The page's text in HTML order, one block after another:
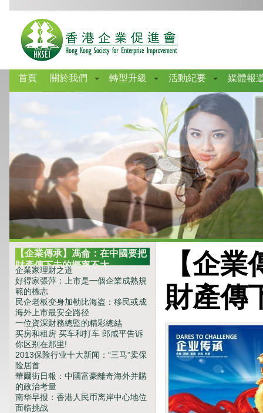
首頁 關於我們 轉型升級 活動紀要 媒體報
【企業傳承】馮侖：在中國要把
財產傳下去的概率不大
企業家理財之道
好得家張萍：上市是一個企業成熟規
範的標志
民企老板变身加勒比海盗：移民或成
海外上市最安全路径
一位資深財務總監的精彩總結
买房和租房 买车和打车 郎咸平告诉
你区别在那里!
2013保险行业十大新闻：“三马”卖保
险居首
華爾街日報：中國富豪離奇海外并購
的政治考量
南华早报：香港人民币离岸中心地位
面临挑战
【企
財產傳